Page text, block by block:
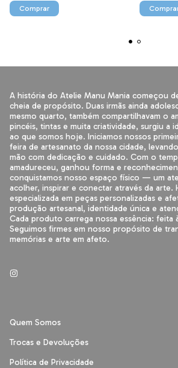
Comprar
A história do Atelie Manu Mania começou
cheia de propósito. Duas irmãs ainda
mesmo quarto, também compartilhavam o
pincéis, tintas e muita criatividade, surgiu a
ao que somos hoje. Iniciamos nossos
feira de artesanato da nossa cidade,
mão com dedicação e cuidado. Com o
amadureceu, ganhou forma e
conquistamos nosso espaço físico — um
acolher, inspirar e conectar através da arte.
especializada em peças personalizadas e
produção artesanal, identidade única e
Cada produto carrega nossa essência: feita
Seguimos firmes em nosso propósito de
memórias e arte em afeto.
Quem Somos
Trocas e Devoluções
Política de Privacidade